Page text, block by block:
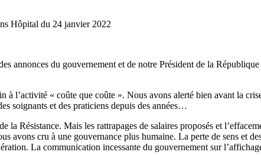
Hôpital du 24 janvier 2022
annonces du gouvernement et de notre Président de la République
l’activité « coûte que coûte ». Nous avons alerté bien avant la
soignants et des praticiens depuis des années…
Résistance. Mais les rattrapages de salaires proposés et
cru à une gouvernance plus humaine. La perte de sens et
La communication incessante du gouvernement sur